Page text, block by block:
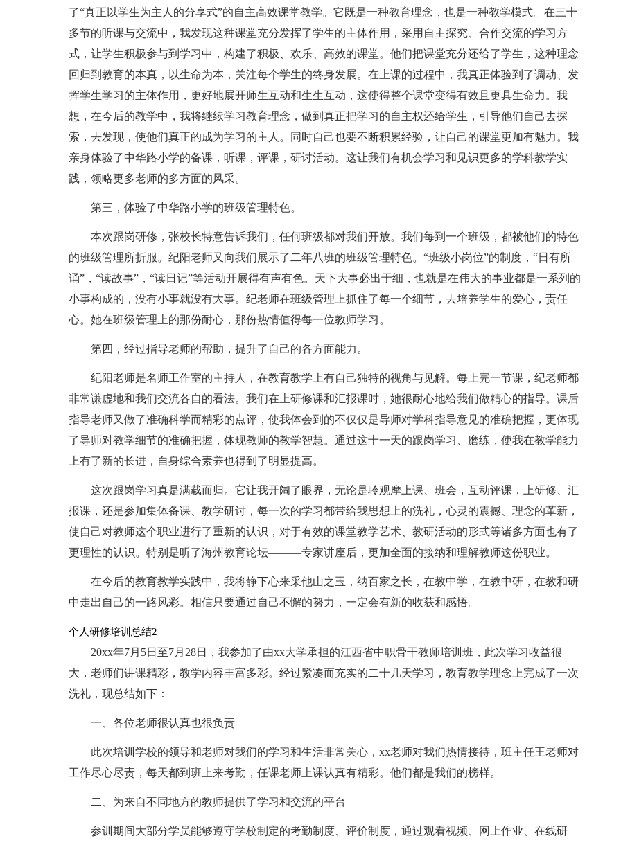
了“真正以学生为主人的分享式”的自主高效课堂教学。它既是一种教育理念，也是一种教学模式。在三十
多节的听课与交流中，我发现这种课堂充分发挥了学生的主体作用，采用自主探究、合作交流的学习方
式，让学生积极参与到学习中，构建了积极、欢乐、高效的课堂。他们把课堂充分还给了学生，这种理念
回归到教育的本真，以生命为本，关注每个学生的终身发展。在上课的过程中，我真正体验到了调动、发
挥学生学习的主体作用，更好地展开师生互动和生生互动，这使得整个课堂变得有效且更具生命力。我
想，在今后的教学中，我将继续学习教育理念，做到真正把学习的自主权还给学生，引导他们自己去探
索，去发现，使他们真正的成为学习的主人。同时自己也要不断积累经验，让自己的课堂更加有魅力。我
亲身体验了中华路小学的备课，听课，评课，研讨活动。这让我们有机会学习和见识更多的学科教学实
践，领略更多老师的多方面的风采。
第三，体验了中华路小学的班级管理特色。
本次跟岗研修，张校长特意告诉我们，任何班级都对我们开放。我们每到一个班级，都被他们的特色
的班级管理所折服。纪阳老师又向我们展示了二年八班的班级管理特色。“班级小岗位”的制度，“日有所
诵”，“读故事”，“读日记”等活动开展得有声有色。天下大事必出于细，也就是在伟大的事业都是一系列的
小事构成的，没有小事就没有大事。纪老师在班级管理上抓住了每一个细节，去培养学生的爱心，责任
心。她在班级管理上的那份耐心，那份热情值得每一位教师学习。
第四，经过指导老师的帮助，提升了自己的各方面能力。
纪阳老师是名师工作室的主持人，在教育教学上有自己独特的视角与见解。每上完一节课，纪老师都
非常谦虚地和我们交流各自的看法。我们在上研修课和汇报课时，她很耐心地给我们做精心的指导。课后
指导老师又做了准确科学而精彩的点评，使我体会到的不仅仅是导师对学科指导意见的准确把握，更体现
了导师对教学细节的准确把握，体现教师的教学智慧。通过这十一天的跟岗学习、磨练，使我在教学能力
上有了新的长进，自身综合素养也得到了明显提高。
这次跟岗学习真是满载而归。它让我开阔了眼界，无论是聆观摩上课、班会，互动评课，上研修、汇
报课，还是参加集体备课、教学研讨，每一次的学习都带给我思想上的洗礼，心灵的震撼、理念的革新，
使自己对教师这个职业进行了重新的认识，对于有效的课堂教学艺术、教研活动的形式等诸多方面也有了
更理性的认识。特别是听了海州教育论坛———专家讲座后，更加全面的接纳和理解教师这份职业。
在今后的教育教学实践中，我将静下心来采他山之玉，纳百家之长，在教中学，在教中研，在教和研
中走出自己的一路风彩。相信只要通过自己不懈的努力，一定会有新的收获和感悟。
个人研修培训总结2
20xx年7月5日至7月28日，我参加了由xx大学承担的江西省中职骨干教师培训班，此次学习收益很
大，老师们讲课精彩，教学内容丰富多彩。经过紧凑而充实的二十几天学习，教育教学理念上完成了一次
洗礼，现总结如下：
一、各位老师很认真也很负责
此次培训学校的领导和老师对我们的学习和生活非常关心，xx老师对我们热情接待，班主任王老师对
工作尽心尽责，每天都到班上来考勤，任课老师上课认真有精彩。他们都是我们的榜样。
二、为来自不同地方的教师提供了学习和交流的平台
参训期间大部分学员能够遵守学校制定的考勤制度、评价制度，通过观看视频、网上作业、在线研